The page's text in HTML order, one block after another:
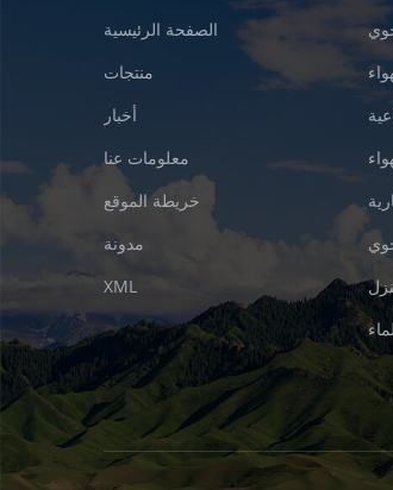
الصفحة الرئيسية
منتجات
أخبار
معلومات عنا
خريطة الموقع
مدونة
XML